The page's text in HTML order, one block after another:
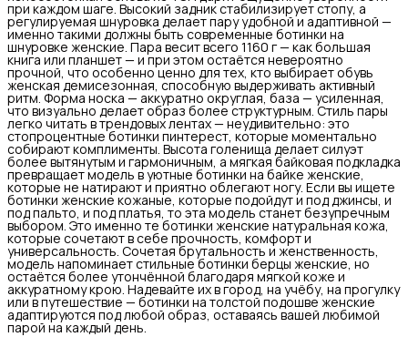
при каждом шаге. Высокий задник стабилизирует стопу, а
регулируемая шнуровка делает пару удобной и адаптивной —
именно такими должны быть современные ботинки на
шнуровке женские. Пара весит всего 1160 г — как большая
книга или планшет — и при этом остаётся невероятно
прочной, что особенно ценно для тех, кто выбирает обувь
женская демисезонная, способную выдерживать активный
ритм. Форма носка — аккуратно округлая, база — усиленная,
что визуально делает образ более структурным. Стиль пары
легко читать в трендовых лентах — неудивительно: это
стопроцентные ботинки пинтерест, которые моментально
собирают комплименты. Высота голенища делает силуэт
более вытянутым и гармоничным, а мягкая байковая подкладка
превращает модель в уютные ботинки на байке женские,
которые не натирают и приятно облегают ногу. Если вы ищете
ботинки женские кожаные, которые подойдут и под джинсы, и
под пальто, и под платья, то эта модель станет безупречным
выбором. Это именно те ботинки женские натуральная кожа,
которые сочетают в себе прочность, комфорт и
универсальность. Сочетая брутальность и женственность,
модель напоминает стильные ботинки берцы женские, но
остаётся более утончённой благодаря мягкой коже и
аккуратному крою. Надевайте их в город, на учёбу, на прогулку
или в путешествие — ботинки на толстой подошве женские
адаптируются под любой образ, оставаясь вашей любимой
парой на каждый день.